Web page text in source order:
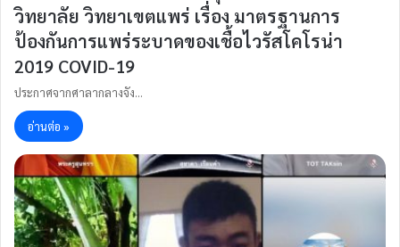
วิทยาลัย วิทยาเขตแพร่ เรื่อง มาตรฐานการ
ป้องกันการแพร่ระบาดของเชื้อไวรัสโคโรน่า
2019 COVID-19
ประกาศจากศาลากลางจัง…
อ่านต่อ »